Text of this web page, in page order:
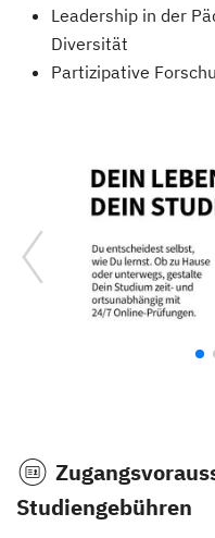
Leadership in der
Diversität
Partizipative
Studiengebühren